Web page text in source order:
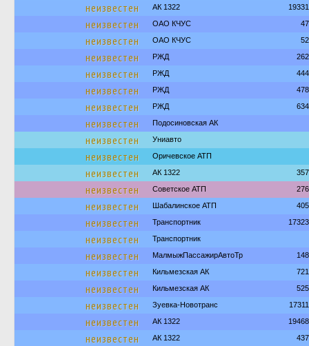
неизвестен АК 1322
неизвестен ОАО КЧУС
неизвестен ОАО КЧУС
неизвестен РЖД
неизвестен РЖД
неизвестен РЖД
неизвестен РЖД
неизвестен Подосиновская АК
неизвестен Униавто
неизвестен Оричевское АТП
неизвестен АК 1322
неизвестен Советское АТП
неизвестен Шабалинское АТП
неизвестен Транспортник
неизвестен Транспортник
неизвестен МалмыжПассажирАвтоТр
неизвестен Кильмезская АК
неизвестен Кильмезская АК
неизвестен Зуевка-Новотранс
неизвестен АК 1322
неизвестен АК 1322